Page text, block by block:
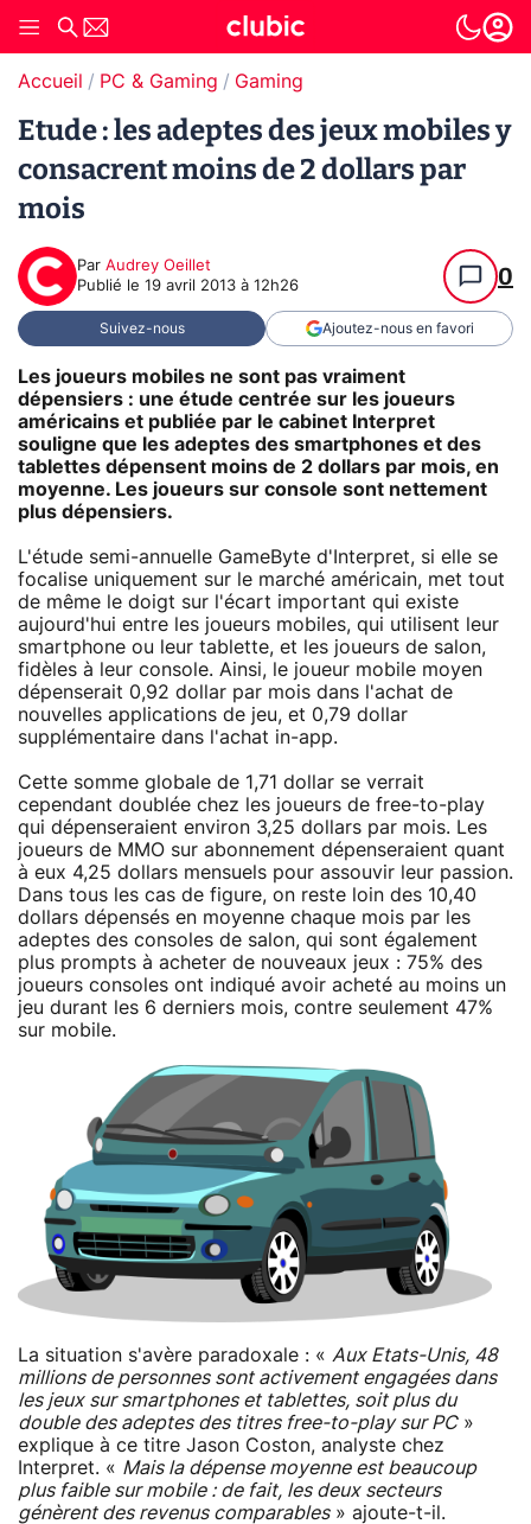
Accueil PC & Gaming Gaming
Etude : les adeptes des jeux mobiles y
consacrent moins de 2 dollars par
mois
Par Audrey Oeillet
Publié le 19 avril 2013 à 12h26 0
Suivez-nous Ajoutez-nous en favori
Les joueurs mobiles ne sont pas vraiment
dépensiers : une étude centrée sur les joueurs
américains et publiée par le cabinet Interpret
souligne que les adeptes des smartphones et des
tablettes dépensent moins de 2 dollars par mois, en
moyenne. Les joueurs sur console sont nettement
plus dépensiers.
L'étude semi-annuelle GameByte d'Interpret, si elle se
focalise uniquement sur le marché américain, met tout
de même le doigt sur l'écart important qui existe
aujourd'hui entre les joueurs mobiles, qui utilisent leur
smartphone ou leur tablette, et les joueurs de salon,
fidèles à leur console. Ainsi, le joueur mobile moyen
dépenserait 0,92 dollar par mois dans l'achat de
nouvelles applications de jeu, et 0,79 dollar
supplémentaire dans l'achat in-app.
Cette somme globale de 1,71 dollar se verrait
cependant doublée chez les joueurs de free-to-play
qui dépenseraient environ 3,25 dollars par mois. Les
joueurs de MMO sur abonnement dépenseraient quant
à eux 4,25 dollars mensuels pour assouvir leur passion.
Dans tous les cas de figure, on reste loin des 10,40
dollars dépensés en moyenne chaque mois par les
adeptes des consoles de salon, qui sont également
plus prompts à acheter de nouveaux jeux : 75% des
joueurs consoles ont indiqué avoir acheté au moins un
jeu durant les 6 derniers mois, contre seulement 47%
sur mobile.
La situation s'avère paradoxale : « Aux Etats-Unis, 48
millions de personnes sont activement engagées dans
les jeux sur smartphones et tablettes, soit plus du
double des adeptes des titres free-to-play sur PC»
explique à ce titre Jason Coston, analyste chez
Interpret. « Mais la dépense moyenne est beaucoup
plus faible sur mobile : de fait, les deux secteurs
génèrent des revenus comparables» ajoute-t-il.